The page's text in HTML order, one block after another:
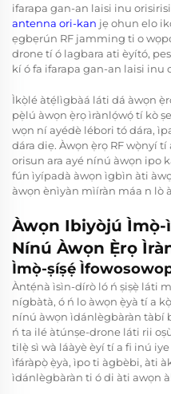
ifarapa gan-an laisi inu
antenna ori-kan jẹ ohun elo
ẹgbẹrún RF jamming ti o
drone tí ó lagbara ati èyító,
kí ó fa ifarapa gan-an laisi inu
Ìkọ̀lé àtẹ́lìgbàá láti dá àwọn
pẹ̀lú àwọn ẹ̀rọ ìrànlọ́wọ́ tí kò
wọn ní ayédè lébori tó dára,
dára diẹ. Àwọn ẹ̀rọ RF wọ̀nyí
orisun ara ayé nínú àwọn ipo
fún ìyípadà àwọn ìgbìn àti
àwọn ènìyàn mìíràn máa n lò
Àwọn Ibiyòjú Ìmọ̀-
Nínú Àwọn Ẹ̀rọ
Ìmọ̀-ṣíṣẹ́
Àntẹ́nà ìsìn-dírò ló ń ṣiṣẹ̀ láti
nígbàtà, ó ń lo àwọn ẹ̀yà tí a
nínú àwọn ìdánlègbàràn tàbí
ń ta ilé àtúnṣe-drone láti rii
tilẹ̀ sì wà láàyè èyí tí a fi inú
ìfáràpọ̀ ẹ̀yà, ìpo ti àgbèbi, àti
ìdánlègbàràn ti ó di àti awọn